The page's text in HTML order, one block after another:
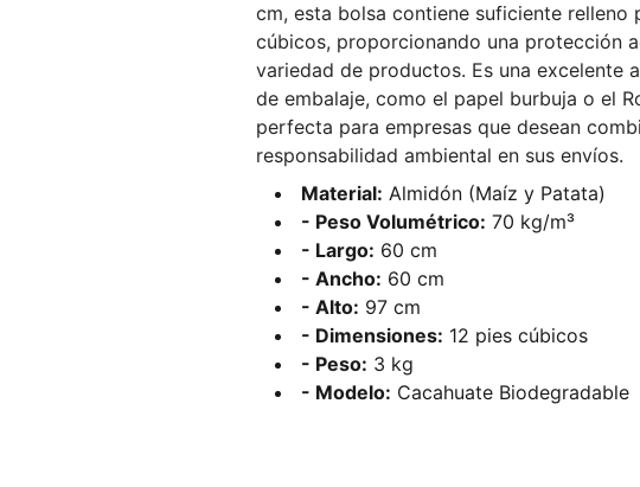
cm, esta bolsa contiene suficiente relleno
cúbicos, proporcionando una protección
variedad de productos. Es una excelente
de embalaje, como el papel burbuja o el
perfecta para empresas que desean
responsabilidad ambiental en sus envíos.
Material: Almidón (Maíz y Patata)
- Peso Volumétrico: 70 kg/m³
- Largo: 60 cm
- Ancho: 60 cm
- Alto: 97 cm
- Dimensiones: 12 pies cúbicos
- Peso: 3 kg
- Modelo: Cacahuate Biodegradable